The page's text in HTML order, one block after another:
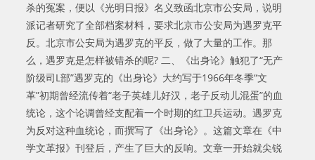
杀的冤案，便以《光明日报》名义致函北京市公安局，说明
派记者研究了全部档案材料，要求北京市公安局为遇罗克平
反。北京市公安局为遇罗克的平反，做了大量的工作。那
么，遇罗克是怎样被错杀的呢? 二、《出身论》触犯了“无产
阶级司L部”遇罗克的《出身论》大约写于1966年冬季“文
革”初期曾经流传着“老子英雄儿好汉，老子反动儿混蛋”的血
统论，这个论调曾经支配着一个时期的红卫兵运动。遇罗克
为反对这种血统论，而撰写了《出身论》。这篇文章在《中
学文革报》刊登后，产生了巨大的反响。文章一开始就尖锐